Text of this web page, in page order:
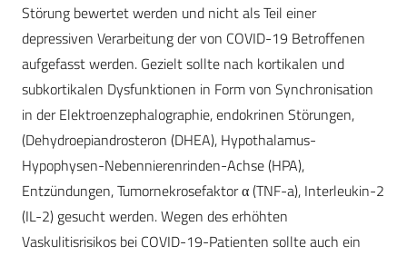
Störung bewertet werden und nicht als Teil einer
depressiven Verarbeitung der von COVID-19 Betroffenen
aufgefasst werden. Gezielt sollte nach kortikalen und
subkortikalen Dysfunktionen in Form von Synchronisation
in der Elektroenzephalographie, endokrinen Störungen,
(Dehydroepiandrosteron (DHEA), Hypothalamus-
Hypophysen-Nebennierenrinden-Achse (HPA),
Entzündungen, Tumornekrosefaktor α (TNF-a), Interleukin-2
(IL-2) gesucht werden. Wegen des erhöhten
Vaskulitisrisikos bei COVID-19-Patienten sollte auch ein